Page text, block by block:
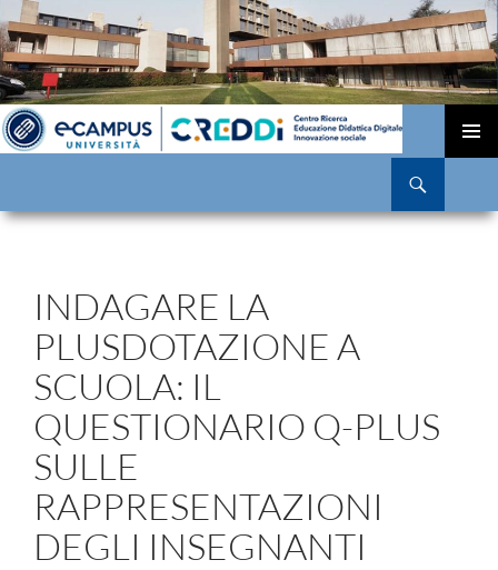
VAI
INDAGARE LA
PLUSDOTAZIONE A
SCUOLA: IL
QUESTIONARIO Q-PLUS
SULLE
RAPPRESENTAZIONI
DEGLI INSEGNANTI